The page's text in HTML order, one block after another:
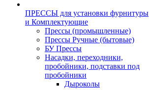
ПРЕССЫ для установки фурнитуры
и Комплектующие
Прессы (промышленные)
Прессы Ручные (бытовые)
БУ Прессы
Насадки, переходники,
пробойники, подставки под
пробойники
Дыроколы